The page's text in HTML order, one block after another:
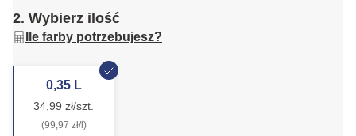
2. Wybierz ilość
Ile farby potrzebujesz?
0,35 L
34,99 zł/szt.
(99,97 zł/l)